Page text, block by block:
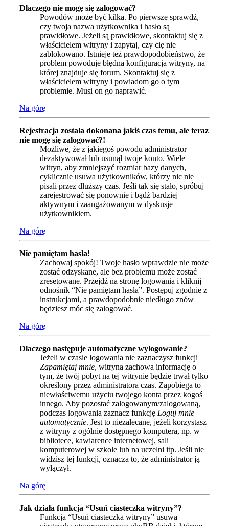
Dlaczego nie mogę się zalogować?
Powodów może być kilka. Po pierwsze sprawdź,
czy twoja nazwa użytkownika i hasło są
prawidłowe. Jeżeli są prawidłowe, skontaktuj się z
właścicielem witryny i zapytaj, czy cię nie
zablokowano. Istnieje też prawdopodobieństwo, że
problem powoduje błędna konfiguracja witryny, na
której znajduje się forum. Skontaktuj się z
właścicielem witryny i powiadom go o tym
problemie. Musi on go naprawić.
Na górę
Rejestracja została dokonana jakiś czas temu, ale teraz
nie mogę się zalogować?!
Możliwe, że z jakiegoś powodu administrator
dezaktywował lub usunął twoje konto. Wiele
witryn, aby zmniejszyć rozmiar bazy danych,
cyklicznie usuwa użytkowników, którzy nic nie
pisali przez dłuższy czas. Jeśli tak się stało, spróbuj
zarejestrować się ponownie i bądź bardziej
aktywnym i zaangażowanym w dyskusje
użytkownikiem.
Na górę
Nie pamiętam hasła!
Zachowaj spokój! Twoje hasło wprawdzie nie może
zostać odzyskane, ale bez problemu może zostać
zresetowane. Przejdź na stronę logowania i kliknij
odnośnik “Nie pamiętam hasła”. Postępuj zgodnie z
instrukcjami, a prawdopodobnie niedługo znów
będziesz móc się zalogować.
Na górę
Dlaczego następuje automatyczne wylogowanie?
Jeżeli w czasie logowania nie zaznaczysz funkcji
Zapamiętaj mnie, witryna zachowa informację o
tym, że twój pobyt na tej witrynie będzie trwał tylko
określony przez administratora czas. Zapobiega to
niewłaściwemu użyciu twojego konta przez kogoś
innego. Aby pozostać zalogowanym/zalogowaną,
podczas logowania zaznacz funkcję Loguj mnie
automatycznie. Jest to niezalecane, jeżeli korzystasz
z witryny z ogólnie dostępnego komputera, np. w
bibliotece, kawiarence internetowej, sali
komputerowej w szkole lub na uczelni itp. Jeśli nie
widzisz tej funkcji, oznacza to, że administrator ją
wyłączył.
Na górę
Jak działa funkcja “Usuń ciasteczka witryny”?
Funkcja “Usuń ciasteczka witryny” usuwa